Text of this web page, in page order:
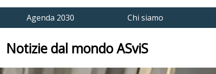
Agenda 2030 Chi siamo
Notizie dal mondo ASviS